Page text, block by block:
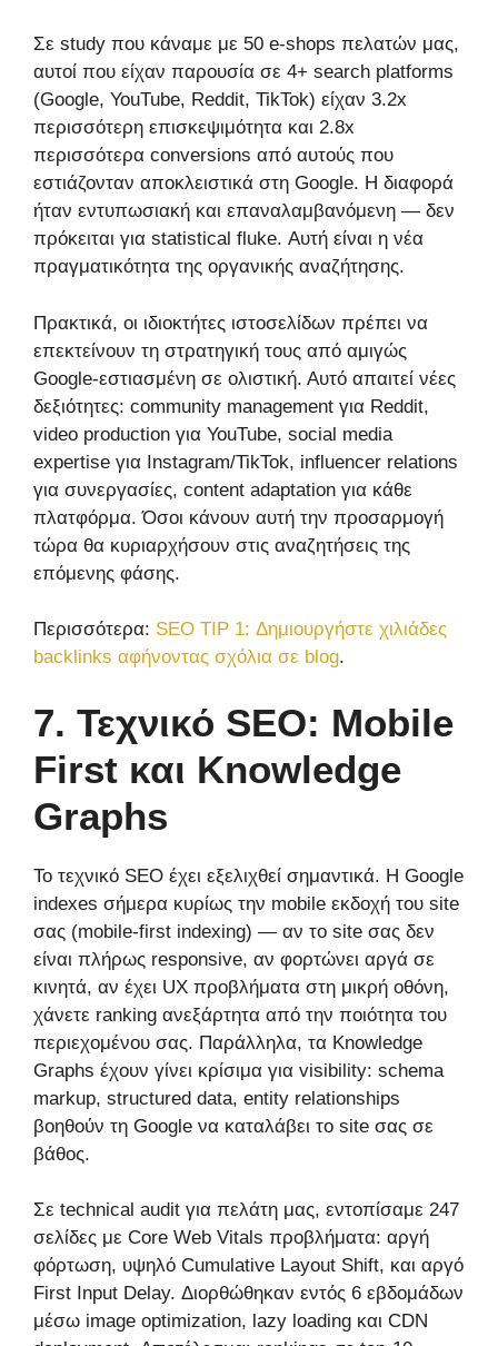
Σε study που κάναμε με 50 e-shops πελατών μας,
αυτοί που είχαν παρουσία σε 4+ search platforms
(Google, YouTube, Reddit, TikTok) είχαν 3.2x
περισσότερη επισκεψιμότητα και 2.8x
περισσότερα conversions από αυτούς που
εστιάζονταν αποκλειστικά στη Google. Η διαφορά
ήταν εντυπωσιακή και επαναλαμβανόμενη — δεν
πρόκειται για statistical fluke. Αυτή είναι η νέα
πραγματικότητα της οργανικής αναζήτησης.
Πρακτικά, οι ιδιοκτήτες ιστοσελίδων πρέπει να
επεκτείνουν τη στρατηγική τους από αμιγώς
Google-εστιασμένη σε ολιστική. Αυτό απαιτεί νέες
δεξιότητες: community management για Reddit,
video production για YouTube, social media
expertise για Instagram/TikTok, influencer relations
για συνεργασίες, content adaptation για κάθε
πλατφόρμα. Όσοι κάνουν αυτή την προσαρμογή
τώρα θα κυριαρχήσουν στις αναζητήσεις της
επόμενης φάσης.
Περισσότερα: SEO TIP 1: Δημιουργήστε χιλιάδες
backlinks αφήνoντας σχόλια σε blog.
7. Τεχνικό SEO: Mobile
First και Knowledge
Graphs
Το τεχνικό SEO έχει εξελιχθεί σημαντικά. Η Google
indexes σήμερα κυρίως την mobile εκδοχή του site
σας (mobile-first indexing) — αν το site σας δεν
είναι πλήρως responsive, αν φορτώνει αργά σε
κινητά, αν έχει UX προβλήματα στη μικρή οθόνη,
χάνετε ranking ανεξάρτητα από την ποιότητα του
περιεχομένου σας. Παράλληλα, τα Knowledge
Graphs έχουν γίνει κρίσιμα για visibility: schema
markup, structured data, entity relationships
βοηθούν τη Google να καταλάβει το site σας σε
βάθος.
Σε technical audit για πελάτη μας, εντοπίσαμε 247
σελίδες με Core Web Vitals προβλήματα: αργή
φόρτωση, υψηλό Cumulative Layout Shift, και αργό
First Input Delay. Διορθώθηκαν εντός 6 εβδομάδων
μέσω image optimization, lazy loading και CDN